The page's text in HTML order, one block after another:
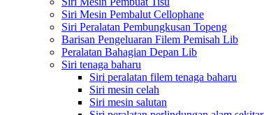
Siri Mesin Pembalut Cellophane
Siri Peralatan Pembungkusan Topeng
Barisan Pengeluaran Filem Pemisah Lib
Peralatan Bahagian Depan Lib
Siri tenaga baharu
Siri peralatan filem tenaga baharu
Siri mesin celah
Siri mesin salutan